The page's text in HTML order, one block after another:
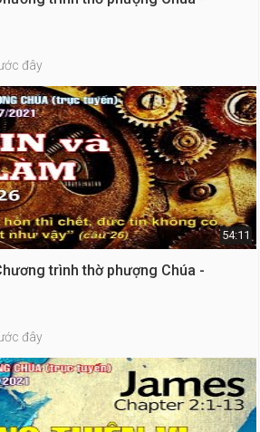
đây
54:11
trình thờ phượng Chúa -
đây